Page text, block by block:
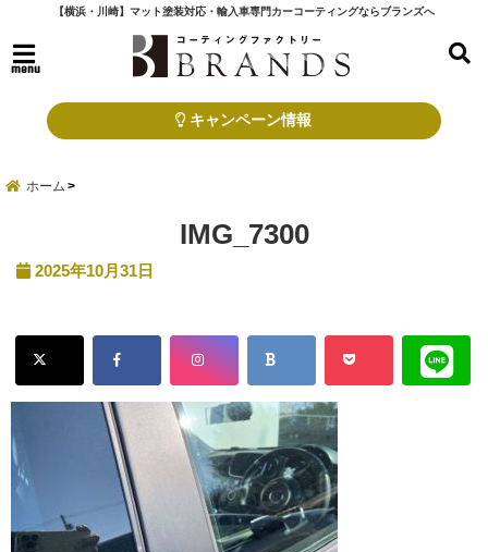
【横浜・川崎】マット塗装対応・輸入車専門カーコーティングならブランズへ
menu
キャンペーン情報
ホーム
IMG_7300
2025年10月31日